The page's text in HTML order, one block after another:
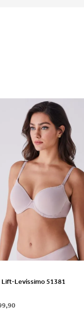
VER DETALHES
Lift-Levíssimo 51381
,90